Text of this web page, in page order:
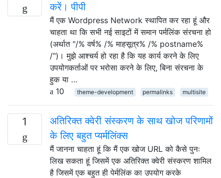
करें। पीपी
मैं एक Wordpress Network स्थापित कर रहा हूं और
चाहता था कि सभी नई साइटों में समान पर्मलिंक संरचना हो
(अर्थात "/% वर्ष% /% माहसूत्र% /% postname%
/")। मुझे आश्चर्य हो रहा है कि यह कार्य करने के लिए
उपयोगकर्ताओं पर भरोसा करने के लिए, बिना संरचना के
हुक या …
10
theme-development permalinks multisite
1
अतिरिक्त क्वेरी संस्करण के साथ खोज परिणामों
के लिए बहुत प्यर्मलिंक्स
मैं जानना चाहता हूं कि मैं एक खोज URL को कैसे पुनः
लिख सकता हूं जिसमें एक अतिरिक्त क्वेरी संस्करण शामिल
है जिसमें एक बहुत ही पेर्मलिंक का उपयोग करके